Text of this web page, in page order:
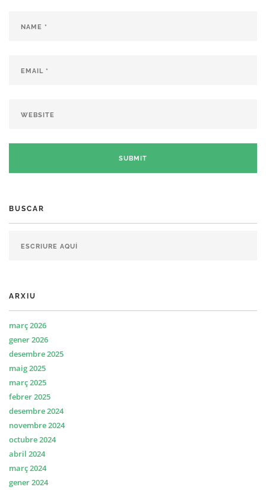
BUSCAR
ARXIU
març 2026
gener 2026
desembre 2025
maig 2025
març 2025
febrer 2025
desembre 2024
novembre 2024
octubre 2024
abril 2024
març 2024
gener 2024